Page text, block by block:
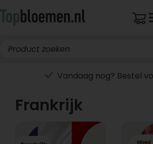
Vandaag nog? Bestel
Frankrijk